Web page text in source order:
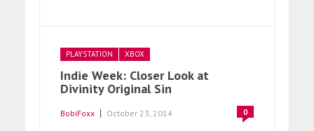
PLAYSTATION XBOX
Indie Week: Closer Look at
Divinity Original Sin
BobiFoxx October 23, 2014 0